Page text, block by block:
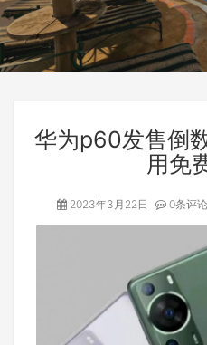
华为p60发售倒
用免
2023年3月22日 0条评论